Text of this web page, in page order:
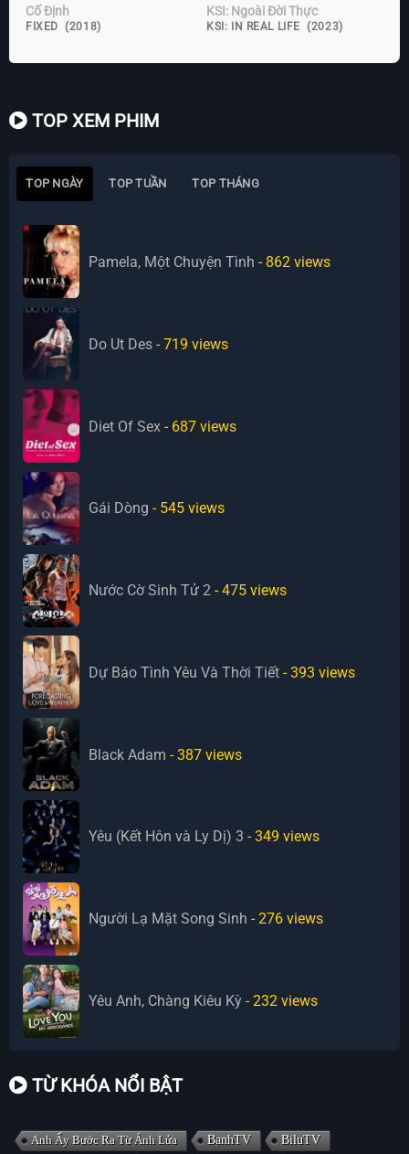
Cố Định
FIXED (2018)
KSI: Ngoài Đời Thực
KSI: IN REAL LIFE (2023)
TOP XEM PHIM
TOP NGÀY TOP TUẦN TOP THÁNG
Pamela, Một Chuyện Tình - 862 views
Do Ut Des - 719 views
Diet Of Sex - 687 views
Gái Dòng - 545 views
Nước Cờ Sinh Tử 2 - 475 views
Dự Báo Tình Yêu Và Thời Tiết - 393 views
Black Adam - 387 views
Yêu (Kết Hôn và Ly Dị) 3 - 349 views
Người Lạ Mặt Song Sinh - 276 views
Yêu Anh, Chàng Kiêu Kỳ - 232 views
TỪ KHÓA NỔI BẬT
Anh Ấy Bước Ra Từ Ánh Lửa BanhTV BiluTV